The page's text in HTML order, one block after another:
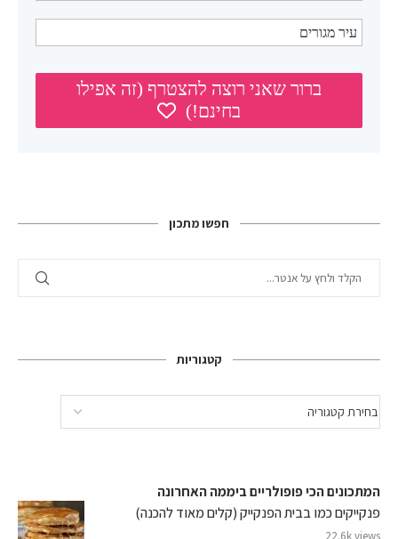
חפשו מתכון
קטגוריות
המתכונים הכי פופולריים ביממה האחרונה
פנקייקים כמו בבית הפנקייק (קלים מאוד להכנה)
22.6k views